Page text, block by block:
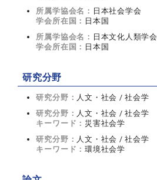
所属学協会名： 日本社会学会
学会所在国： 日本国
所属学協会名： 日本文化人類学会
学会所在国： 日本国
研究分野
研究分野： 人文・社会 / 社会学
研究分野： 人文・社会 / 社会学
キーワード： 災害社会学
研究分野： 人文・社会 / 社会学
キーワード：環境社会学